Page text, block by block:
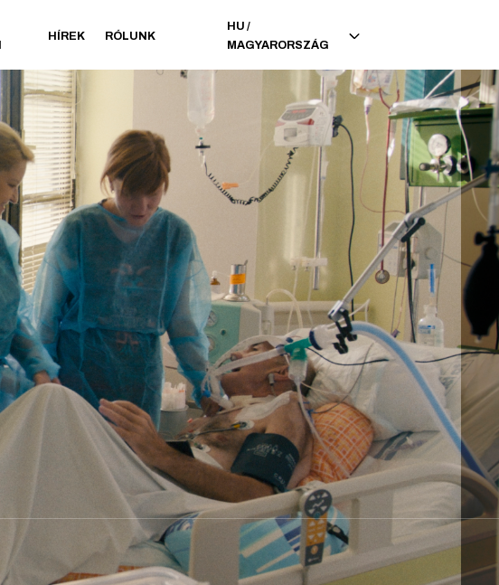
HÍREK RÓLUNK
HU /
MAGYARORSZÁG